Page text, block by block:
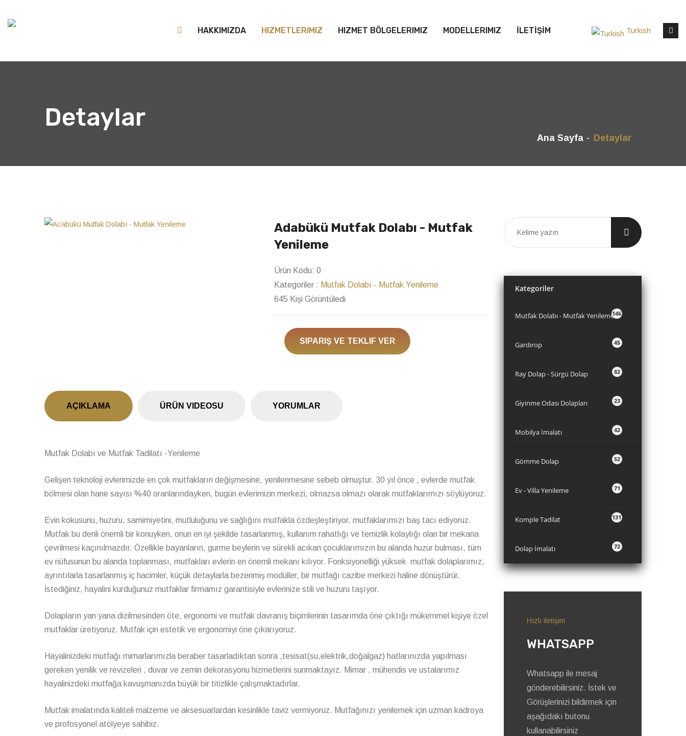
HAKKIMIZDA HIZMETLERIMIZ HIZMET BÖLGELERIMIZ MODELLERIMIZ İLETİŞİM Turkish
Detaylar
Ana Sayfa Detaylar
Adabükü Mutfak Dolabı - Mutfak
Yenileme
Ürün Kodu: 0
Kategoriler : Mutfak Dolabı - Mutfak Yenileme
645 Kişi Görüntüledi
SIPARIŞ VE TEKLIF VER
AÇIKLAMA ÜRÜN VIDEOSU YORUMLAR
Mutfak Dolabı ve Mutfak Tadilatı -Yenileme
Gelişen teknoloji evlerimizde en çok mutfakların değişmesine, yenilenmesine sebeb olmuştur. 30 yıl önce , evlerde mutfak
bölmesi olan hane sayısı %40 oranlarındayken, bugün evlerimizin merkezi, olmazsa olmazı olarak mutfaklarımızı söylüyoruz.
Evin kokusunu, huzuru, samimiyetini, mutluluğunu ve sağlığını mutfakla özdeşleştiriyor, mutfaklarımızı baş tacı ediyoruz.
Mutfak bu denli önemli bir konuyken, onun en iyi şekilde tasarlanmış, kullanım rahatlığı ve temizlik kolaylığı olan bir mekana
çevrilmesi kaçınılmazdır. Özellikle bayanların, gurme beylerin ve sürekli acıkan çocuklarımızın bu alanda huzur bulması, tüm
ev nüfusunun bu alanda toplanması, mutfakları evlerin en önemli mekanı kılıyor. Fonksiyonelliği yüksek mutfak dolaplarımız,
ayrıntılarla tasarlanmış iç hacimler, küçük detaylarla bezenmiş modüller, bir mutfağı cazibe merkezi haline dönüştürür.
İstediğiniz, hayalini kurduğunuz mutfaklar firmamız garantisiyle evlerinize stili ve huzuru taşıyor.
Dolapların yan yana dizilmesinden öte, ergonomi ve mutfak davranış biçimlerinin tasarımda öne çıktığı mükemmel kişiye özel
mutfaklar üretiyoruz. Mutfak için estetik ve ergonomiyi öne çıkarıyoruz.
Hayalinizdeki mutfağı mimarlarımızla beraber tasarladıktan sonra ,tesisat(su,elektrik,doğalgaz) hatlarınızda yapılması
gereken yenilik ve revizeleri , duvar ve zemin dekorasyonu hizmetlerini sunmaktayız. Mimar , mühendis ve ustalarımız
hayalinizdeki mutfağa kavuşmanızda büyük bir titizlikle çalışmaktadırlar.
Mutfak imalatında kaliteli malzeme ve aksesuarlardan kesinlikle taviz vermiyoruz. Mutfağınızı yenilemek için uzman kadroya
ve profosyonel atölyeye sahibiz.
Kategoriler
146
Mutfak Dolabı - Mutfak Yenileme
45
Gardırop
82
Ray Dolap - Sürgü Dolap
23
Giyinme Odası Dolapları
42
Mobilya İmalatı
52
Gömme Dolap
71
Ev - Villa Yenileme
131
Komple Tadilat
72
Dolap İmalatı
Hızlı iletişim
WHATSAPP
Whatsapp ile mesaj
gönderebilirsiniz. İstek ve
Görüşlerinizi bildirmek için
aşağıdakı butonu
kullanabilirsiniz